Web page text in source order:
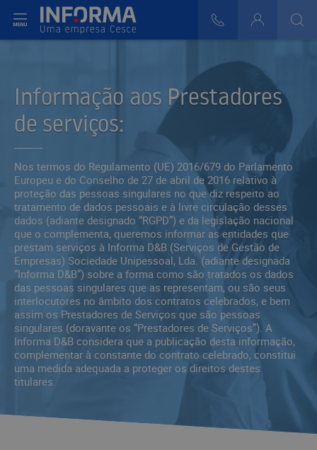
808 29 30 29
Informação aos Prestadores
de serviços:
Nos termos do Regulamento (UE) 2016/679 do Parlamento
Europeu e do Conselho de 27 de abril de 2016 relativo à
proteção das pessoas singulares no que diz respeito ao
tratamento de dados pessoais e à livre circulação desses
dados (adiante designado “RGPD”) e da legislação nacional
que o complementa, queremos informar as entidades que
prestam serviços à Informa D&B (Serviços de Gestão de
Empresas) Sociedade Unipessoal, Lda. (adiante designada
“Informa D&B”) sobre a forma como são tratados os dados
das pessoas singulares que as representam, ou são seus
interlocutores no âmbito dos contratos celebrados, e bem
assim os Prestadores de Serviços que são pessoas
singulares (doravante os “Prestadores de Serviços”). A
Informa D&B considera que a publicação desta informação,
complementar à constante do contrato celebrado, constitui
uma medida adequada a proteger os direitos destes
titulares.